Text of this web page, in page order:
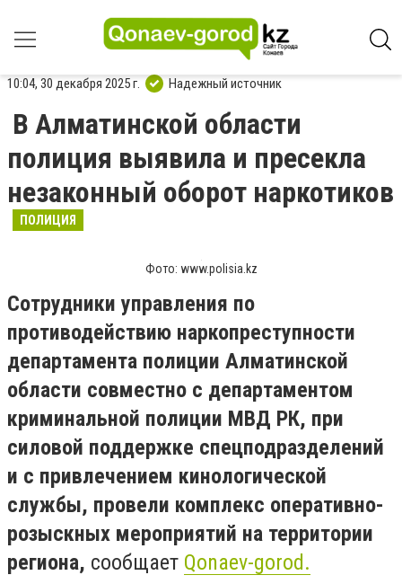
10:04, 30 декабря 2025 г. Надежный источник
В Алматинской области
полиция выявила и пресекла
незаконный оборот наркотиков
ПОЛИЦИЯ
Фото: www.polisia.kz
Сотрудники управления по
противодействию наркопреступности
департамента полиции Алматинской
области совместно с департаментом
криминальной полиции МВД РК, при
силовой поддержке спецподразделений
и с привлечением кинологической
службы, провели комплекс оперативно-
розыскных мероприятий на территории
региона, сообщает Qonaev-gorod.